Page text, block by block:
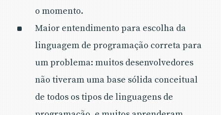
o momento.
Maior entendimento para escolha da
linguagem de programação correta para
um problema: muitos desenvolvedores
não tiveram uma base sólida conceitual
de todos os tipos de linguagens de